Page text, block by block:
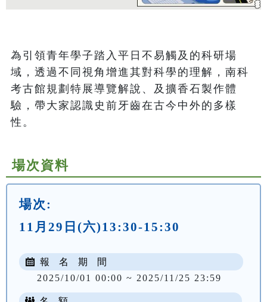
為引領青年學子踏入平日不易觸及的科研場
域，透過不同視角增進其對科學的理解，南科
考古館規劃特展導覽解說、及擴香石製作體
驗，帶大家認識史前牙齒在古今中外的多樣
性。
場次資料
場次:
11月29日(六)13:30-15:30
報 名 期 間
2025/10/01 00:00 ~ 2025/11/25 23:59